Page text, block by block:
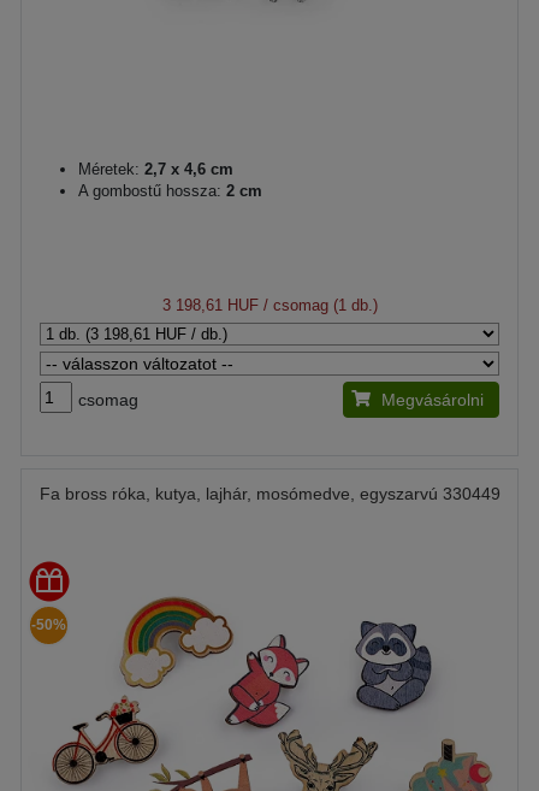
Méretek: 2,7 x 4,6 cm
A gombostű hossza: 2 cm
3 198,61 HUF/ csomag (1 db.)
csomag Megvásárolni
Fa bross róka, kutya, lajhár, mosómedve, egyszarvú 330449
-50%